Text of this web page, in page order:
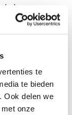
te
te bieden
Ook delen we
onze
door
steeds
het een